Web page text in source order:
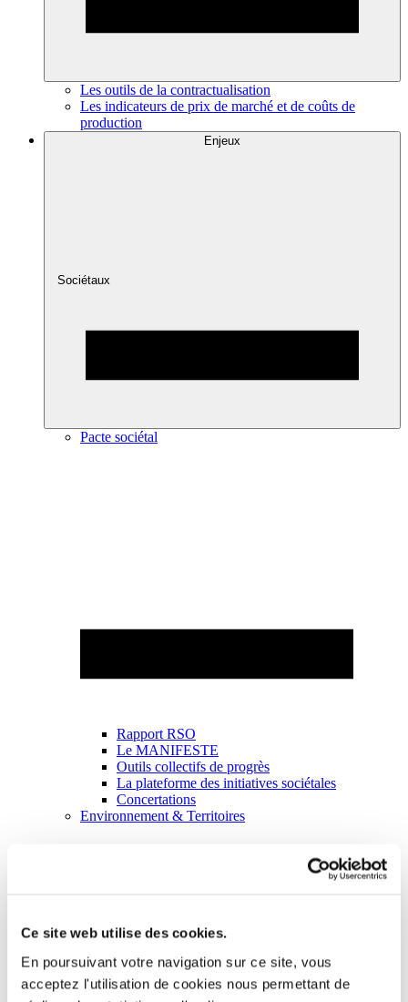
Ce site web utilise des cookies.
En poursuivant votre navigation sur ce site, vous
acceptez l'utilisation de cookies nous permettant de
Les outils de la contractualisation
Les indicateurs de prix de marché et de coûts de
production
Enjeux
Sociétaux
Pacte sociétal
Rapport RSO
Le MANIFESTE
Outils collectifs de progrès
La plateforme des initiatives sociétales
Concertations
Environnement & Territoires